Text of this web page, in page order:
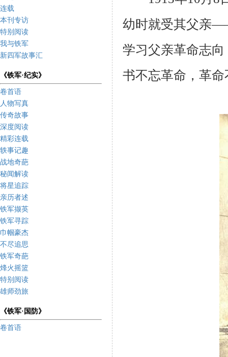
连载
本刊专访
特别阅读
我与铁军
新四军故事汇
《铁军·纪实》
卷首语
人物写真
传奇故事
深度阅读
精彩连载
轶事记趣
战地奇葩
秘闻解读
将星追踪
亲历者述
铁军撷英
铁军寻踪
巾帼豪杰
不尽追思
铁军奇葩
烽火摇篮
特别阅读
雄师劲旅
《铁军·国防》
卷首语
幼时就受其父亲
学习父亲革命志
书不忘革命，革